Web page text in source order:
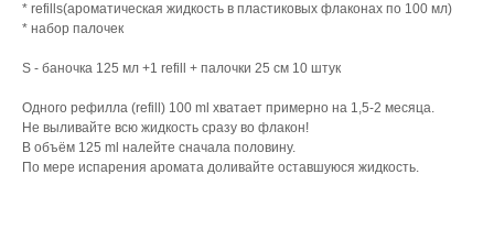
* refills(ароматическая жидкость в пластиковых флаконах по 100 мл)
* набор палочек
S - баночка 125 мл +1 refill + палочки 25 см 10 штук
Одного рефилла (refill) 100 ml хватает примерно на 1,5-2 месяца.
Не выливайте всю жидкость сразу во флакон!
В объём 125 ml налейте сначала половину.
По мере испарения аромата доливайте оставшуюся жидкость.